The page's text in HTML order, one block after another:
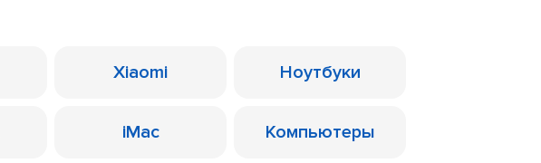
Xiaomi Ноутбуки
iMac Компьютеры